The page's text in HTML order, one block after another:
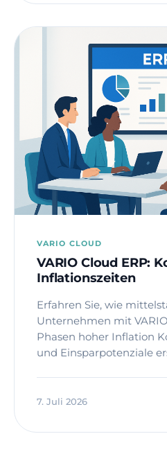
VARIO CLOUD
VARIO Cloud ERP:
Inflationszeiten
Erfahren Sie, wie
Unternehmen mit
Phasen hoher Inflation
und Einsparpotenziale
7. Juli 2026